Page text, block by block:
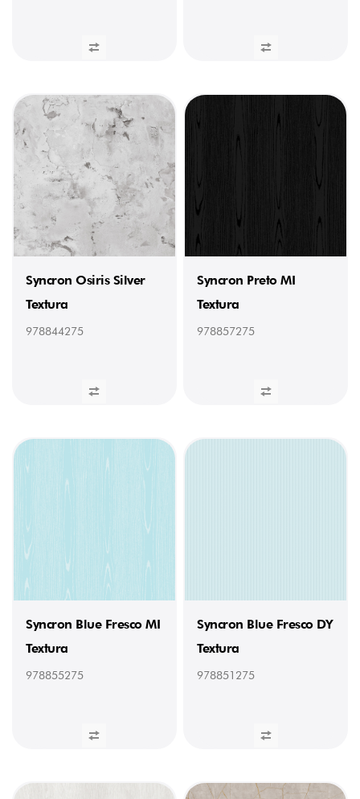
Syncron Osiris Silver
Textura
978844275
Syncron Preto MI
Textura
978857275
Syncron Blue Fresco MI
Textura
978855275
Syncron Blue Fresco DY
Textura
978851275